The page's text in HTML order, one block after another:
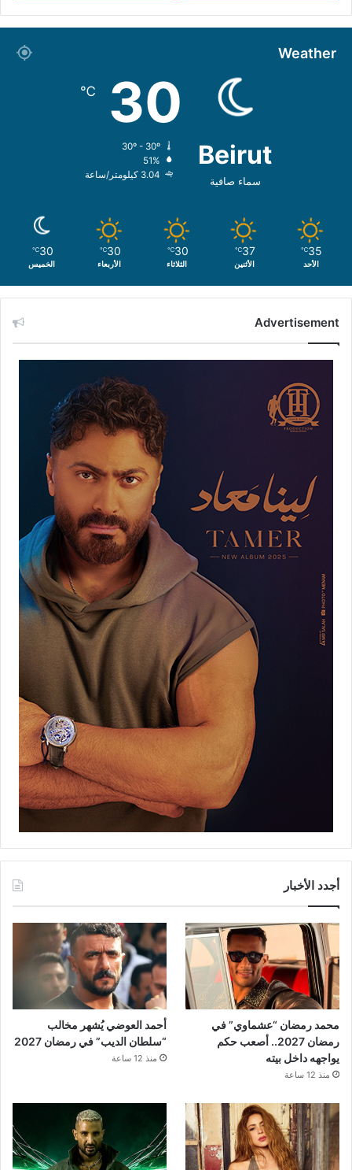
Weather
Beirut
سماء صافية
30
℃
51%
3.04 كيلومتر/ساعة
35
℃
الأحد
37
℃
الأثنين
30
℃
الثلاثاء
30
℃
الأربعاء
30
℃
الخميس
Advertisement
أجدد الأخبار
محمد رمضان “عشماوي” في
رمضان 2027.. أصعب حكم
يواجهه داخل بيته
منذ 12 ساعة
أحمد العوضي يُشهر مخالب
“سلطان الديب” في رمضان 2027
منذ 12 ساعة